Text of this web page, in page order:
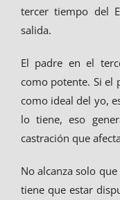
tercer tiempo del
salida.
El padre en el
como potente. Si el
como ideal del yo,
lo tiene, eso
castración que
No alcanza solo
tiene que estar